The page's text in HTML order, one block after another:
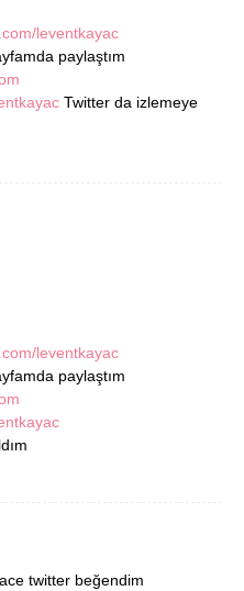
leventkayac
paylaştım
Twitter da izlemeye
leventkayac
paylaştım
twitter beğendim